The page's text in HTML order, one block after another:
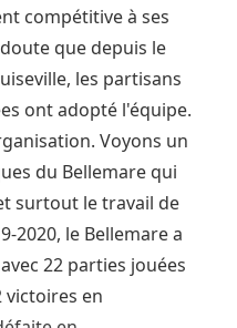
compétitive à ses
que depuis le
les partisans
ont adopté l'équipe.
Voyons un
du Bellemare qui
surtout le travail de
2020, le Bellemare a
22 parties jouées
victoires en